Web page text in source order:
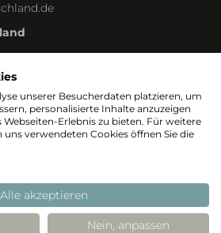
unserer Besucherdaten platzieren, um
personalisierte Inhalte anzuzeigen
Erlebnis zu bieten. Für weitere
verwendeten Cookies öffnen Sie die
Alle akzeptieren
Nein, anpassen